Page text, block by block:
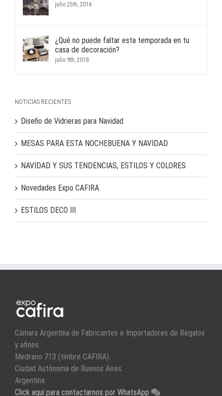
julio 25th, 2016
¿Qué no puede faltar esta temporada en tu
casa de decoración?
julio 9th, 2018
NOTICIAS RECIENTES
Diseño de Vidrieras para Navidad
MESAS PARA ESTA NOCHEBUENA Y NAVIDAD
NAVIDAD Y SUS TENDENCIAS, ESTILOS Y COLORES
Novedades Expo CAFIRA
ESTILOS DECO III
Cámara Argentina de Fabricantes e Importadores de Regalos
y afines.
Medrano 713 (timbre CAFIRA).
Ciudad Autónoma de Buenos Aires
Argentina.
Click aquí para contactarnos por WhatsApp